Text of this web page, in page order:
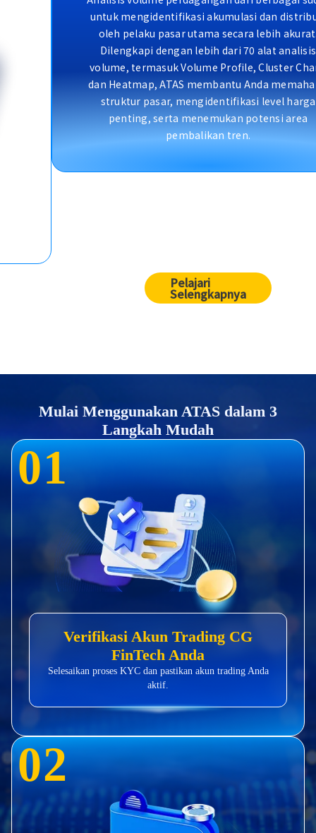
untuk mengidentifikasi akumulasi dan
oleh pelaku pasar utama secara lebih
Dilengkapi dengan lebih dari 70 alat analisis
volume, termasuk Volume Profile, Cluster
dan Heatmap, ATAS membantu Anda
struktur pasar, mengidentifikasi level harga
penting, serta menemukan potensi area
pembalikan tren.
Pelajari
Selengkapnya
Mulai Menggunakan ATAS dalam 3
Langkah Mudah
01
Verifikasi Akun Trading CG
FinTech Anda
Selesaikan proses KYC dan pastikan akun trading Anda
aktif.
02